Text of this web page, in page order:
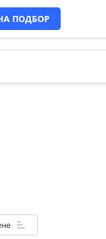
ПОДБОР